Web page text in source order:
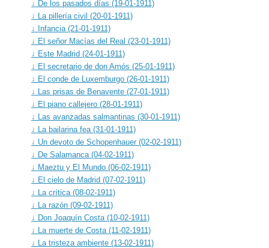
↓ De los pasados días (19-01-1911)
↓ La pillería civil (20-01-1911)
↓ Infancia (21-01-1911)
↓ El señor Macías del Real (23-01-1911)
↓ Este Madrid (24-01-1911)
↓ El secretario de don Amós (25-01-1911)
↓ El conde de Luxemburgo (26-01-1911)
↓ Las prisas de Benavente (27-01-1911)
↓ El piano callejero (28-01-1911)
↓ Las avanzadas salmantinas (30-01-1911)
↓ La bailarina fea (31-01-1911)
↓ Un devoto de Schopenhauer (02-02-1911)
↓ De Salamanca (04-02-1911)
↓ Maeztu y El Mundo (06-02-1911)
↓ El cielo de Madrid (07-02-1911)
↓ La crítica (08-02-1911)
↓ La razón (09-02-1911)
↓ Don Joaquín Costa (10-02-1911)
↓ La muerte de Costa (11-02-1911)
↓ La tristeza ambiente (13-02-1911)